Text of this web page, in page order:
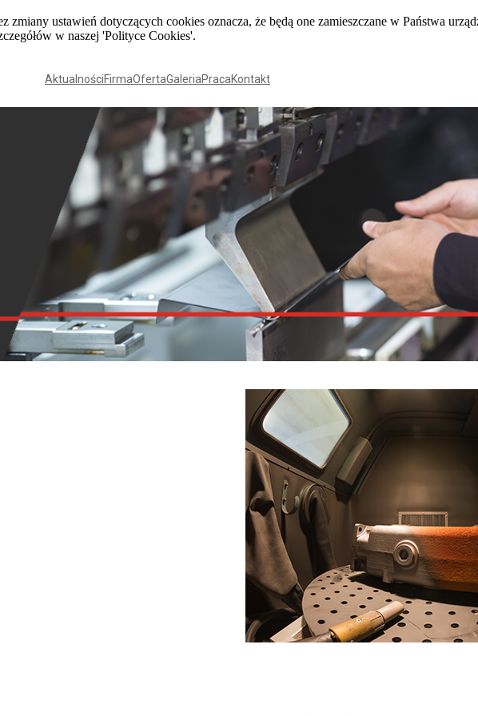
ustawień dotyczących cookies oznacza, że będą one zamieszczane w Państwa
w naszej 'Polityce Cookies'.
AktualnościFirmaOfertaGaleriaPracaKontakt